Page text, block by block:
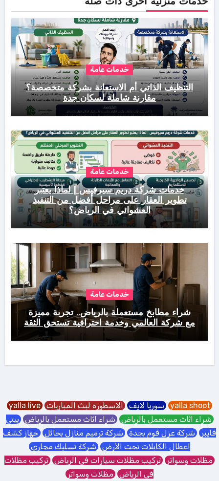
خدمات منزلية أخرى ذات صلة
خدمات عامة
التنظيف الذاتي أم الاستعانة بشركة متخصصة؟
مقارنة شاملة لسكان جدة
خدمات عامة
خدمات شركة دريم سيرفيس | لماذا يعتبر
تطوير العقار على مراحل أفضل من التنفيذ
العشوائي في الرياض؟
خدمات عامة
شراء مطابخ مستعملة بالرياض.. تجربة مميزة
مع شركة العالمي وخدمة احترافية تستحق الثقة
yalla shoot سوريا لايف الاسطورة لبث المباريات yalla live
شراء اثاث مستعمل بالرياض شراء اثاث مستعمل بالرياض بيتي
فايبر شركة عزل فوم بجدة شركة ترميم منازل بحائل جهاز كشف
اعطال الكابلات تحت الأرض شركة تسليك مجاري
مظلات وسواتر تركيب مظلات سيارات في الرياض تركيب مظلات
في الرياض مظلات وسواتر